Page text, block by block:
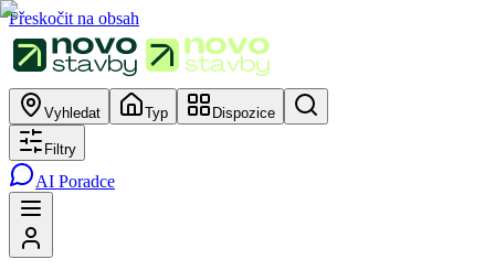
Přeskočit na obsah
Vyhledat Typ Dispozice
Filtry
AI Poradce